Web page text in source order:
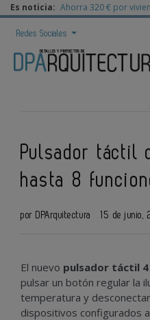
Es noticia: Ahorra 320 € por
Redes Sociales
Pulsador táctil
hasta 8
por DPArquitectura 15 de
El nuevo pulsador táctil 4
pulsar un botón regular la
temperatura y
dispositivos configurados